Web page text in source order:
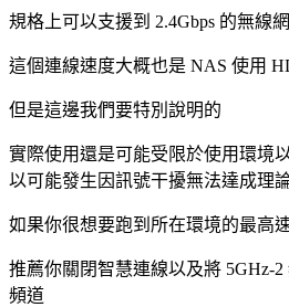
規格上可以支援到 2.4Gbps 的無線
這個連線速度大概也是 NAS 使用
但是這邊我們要特別說明的
實際使用還是可能受限於使用環境
以可能發生因訊號干擾無法達成理
如果你很想要跑到所在環境的最高
推薦你關閉智慧連線以及將 5GHz-2
頻道